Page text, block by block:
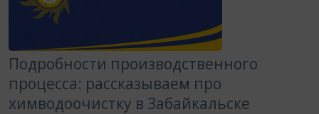
Подробности производственного
процесса: рассказываем про
химводоочистку в Забайкальске